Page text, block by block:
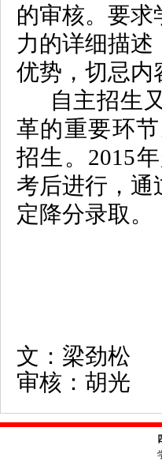
的审核。要
力的详细描
优势，切忌内
自主招生
革的重要环节
招生。2015
考后进行，通
定降分录取。
文： 梁劲松
审核：胡光